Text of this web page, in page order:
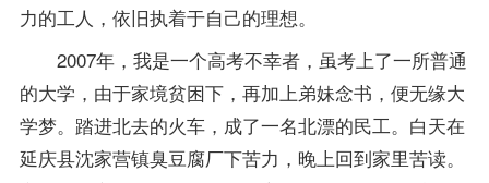
力的工人，依旧执着于自己的理想。
2007年，我是一个高考不幸者，虽考上了一所普通
的大学，由于家境贫困下，再加上弟妹念书，便无缘大
学梦。踏进北去的火车，成了一名北漂的民工。白天在
延庆县沈家营镇臭豆腐厂下苦力，晚上回到家里苦读。